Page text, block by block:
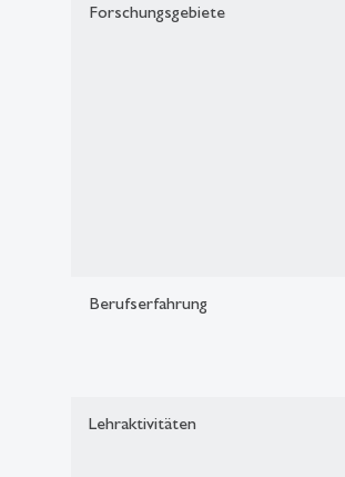
Forschungsgebiete
Berufserfahrung
Lehraktivitäten